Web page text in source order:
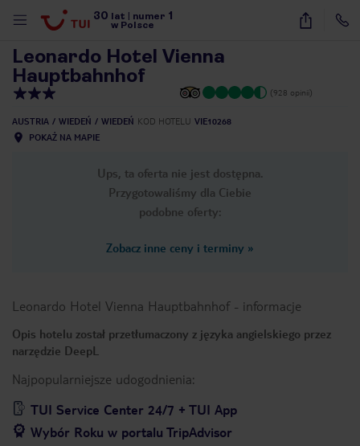
30 lat numer 1
w Polsce
31
Leonardo Hotel Vienna
Hauptbahnhof
(928 opinii)
AUSTRIA WIEDEŃ WIEDEŃ KOD HOTELU VIE10268
POKAŻ NA MAPIE
Ups, ta oferta nie jest dostępna.
Przygotowaliśmy dla Ciebie
podobne oferty:
Zobacz inne ceny i terminy »
Leonardo Hotel Vienna Hauptbahnhof- informacje
Opis hotelu został przetłumaczony z języka angielskiego przez
narzędzie DeepL
Najpopularniejsze udogodnienia:
TUI Service Center 24/7 + TUI App
Wybór Roku w portalu TripAdvisor